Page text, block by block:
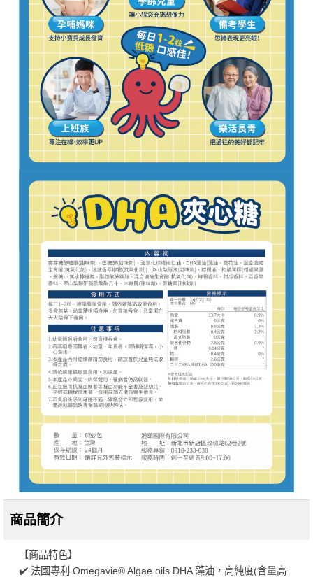
商品簡介
【商品特色】
✔️ 法國專利 Omegavie® Algae oils DHA 藻油，高純度(含量高